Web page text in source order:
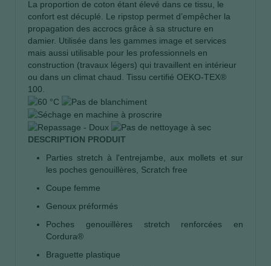
La proportion de coton étant élevé dans ce tissu, le
confort est décuplé. Le ripstop permet d’empêcher la
propagation des accrocs grâce à sa structure en
damier. Utilisée dans les gammes image et services
mais aussi utilisable pour les professionnels en
construction (travaux légers) qui travaillent en intérieur
ou dans un climat chaud. Tissu certifié OEKO-TEX®
100.
DESCRIPTION PRODUIT
Parties stretch à l'entrejambe, aux mollets et sur
les poches genouillères, Scratch free
Coupe femme
Genoux préformés
Poches genouillères stretch renforcées en
Cordura®
Braguette plastique